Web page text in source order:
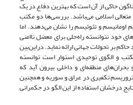
حاکی از آن است که بهترین دفاع در یک
اسلامی می‌باشد. بررسی‌ها دو مکتب
اومانیسم و تئوئیسم را نشان می‌دهند. اما
خود نتوانسته راه‌حلی برای معضل ناامنی
بر تحولات جهانی ارائه نماید. دراین‌بین
و الگوی توحیدی استوار است توانسته
منطقه‌ای و داخلی بیرون آید که
تکفیری در عراق و سوریه و همچنین
درخشان استفاده از این الگو در حکمرانی